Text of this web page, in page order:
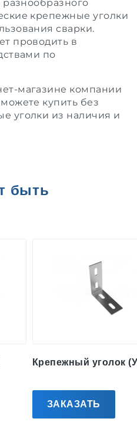
разнообразного
крепежные уголки
сварки.
проводить в
по
магазине компании
купить без
уголки из наличия и
быть
Крепежный уголок
ЗАКАЗАТЬ